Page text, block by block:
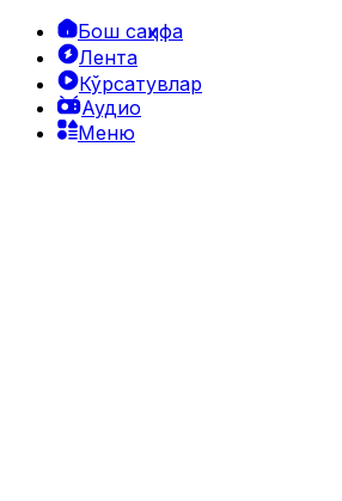
Бош саҳифа
Лента
Кўрсатувлар
Аудио
Меню